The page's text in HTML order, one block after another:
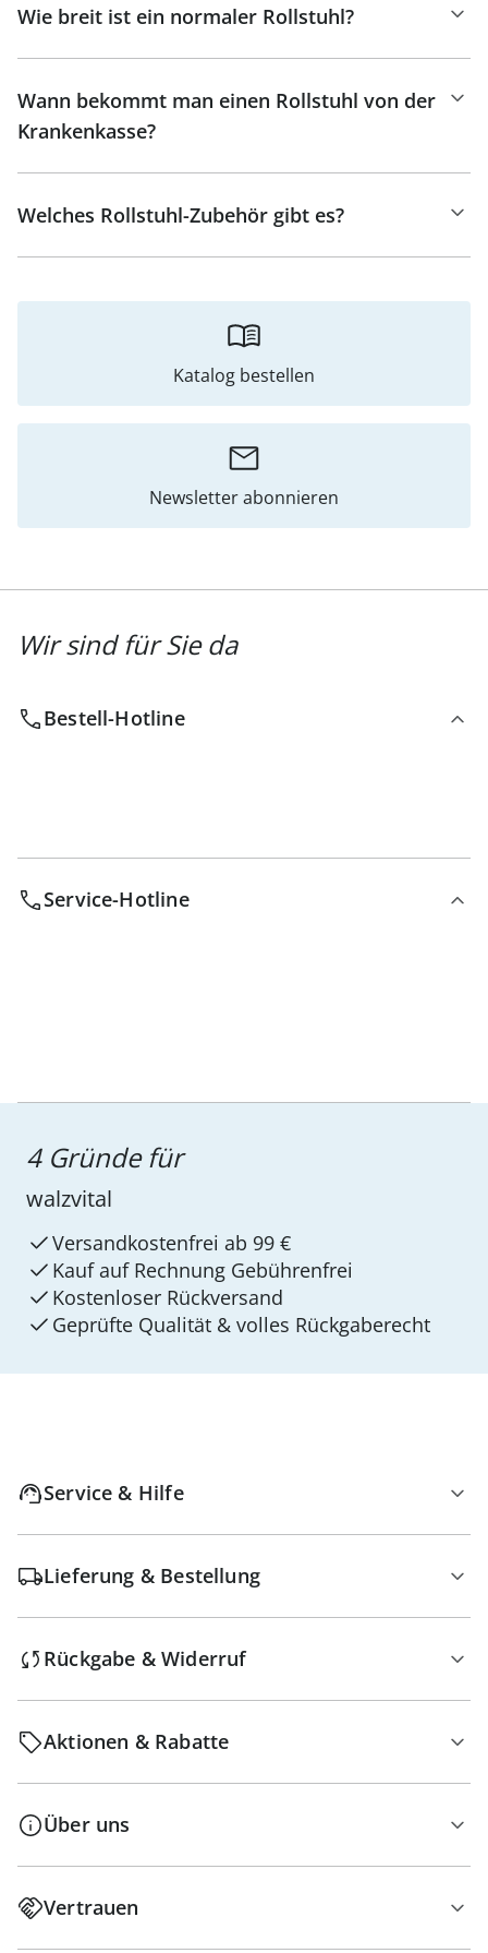
Wie breit ist ein normaler Rollstuhl?
Wann bekommt man einen Rollstuhl von der
Krankenkasse?
Welches Rollstuhl-Zubehör gibt es?
Katalog bestellen
Newsletter abonnieren
Wir sind für Sie da
Bestell-Hotline
Service-Hotline
4 Gründe für
walzvital
Versandkostenfrei ab 99 €
Kauf auf Rechnung Gebührenfrei
Kostenloser Rückversand
Geprüfte Qualität & volles Rückgaberecht
Service & Hilfe
Lieferung & Bestellung
Rückgabe & Widerruf
Aktionen & Rabatte
Über uns
Vertrauen